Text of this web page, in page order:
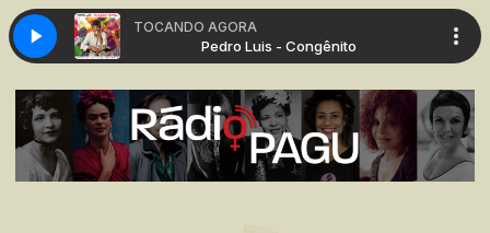
TOCANDO AGORA
Pedro Luis - Congênito